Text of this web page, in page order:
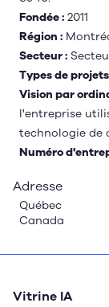
Fondée : 2011
Région :
Secteur :
Types de
Vision par
l'entreprise
technologie de
Numéro
Adresse
Québec
Canada
Vitrine IA